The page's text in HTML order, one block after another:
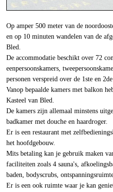
Op amper 500 meter van de
en op 10 minuten wandelen van de
Bled.
De accommodatie beschikt over 72
eenpersoonskamers,
personen verspreid over de 1ste en
Vanop bepaalde kamers met balkon
Kasteel van Bled.
De kamers zijn allemaal minstens
badkamer met douche en haardroger.
Er is een restaurant met
het hoofdgebouw.
Mits betaling kan je gebruik maken
faciliteiten zoals 4 sauna's,
baden, bodyscrubs,
Er is een ook ruimte waar je kan